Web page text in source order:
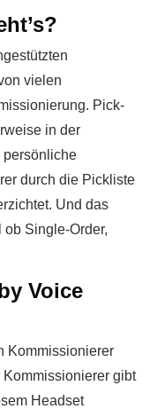
vielen
Pick-
in der
persönliche
durch die Pickliste
Und das
Single-Order,
Voice
Kommissionierer
gibt
Headset